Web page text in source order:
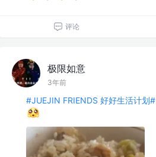
评论
极限如意
3年前
#JUEJIN FRIENDS 好好生活计划#